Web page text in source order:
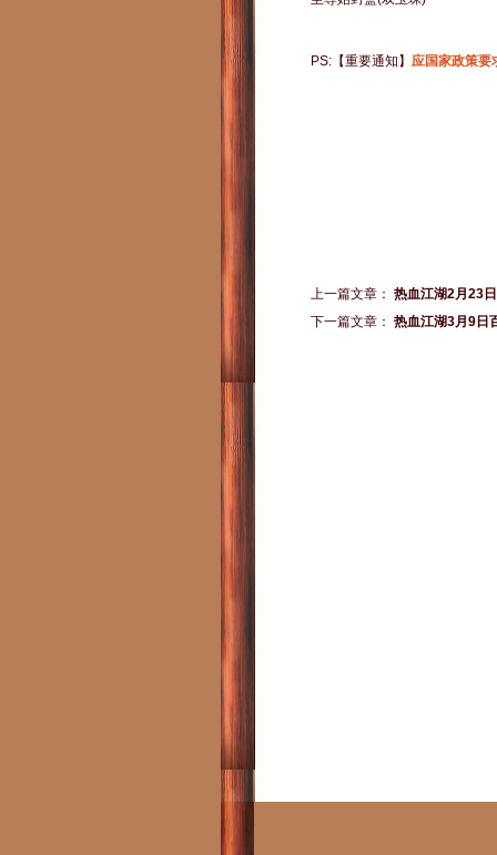
PS:【重要通知】 应国家政策要
上一篇文章： 热血江湖2月23
下一篇文章： 热血江湖3月9日